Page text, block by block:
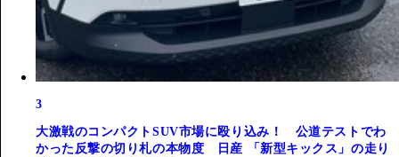
3
大激戦のコンパクトSUV市場に殴り込み！ 公道テストでわ
かった反撃の切り札の本物度 日産 「新型キックス」の走り